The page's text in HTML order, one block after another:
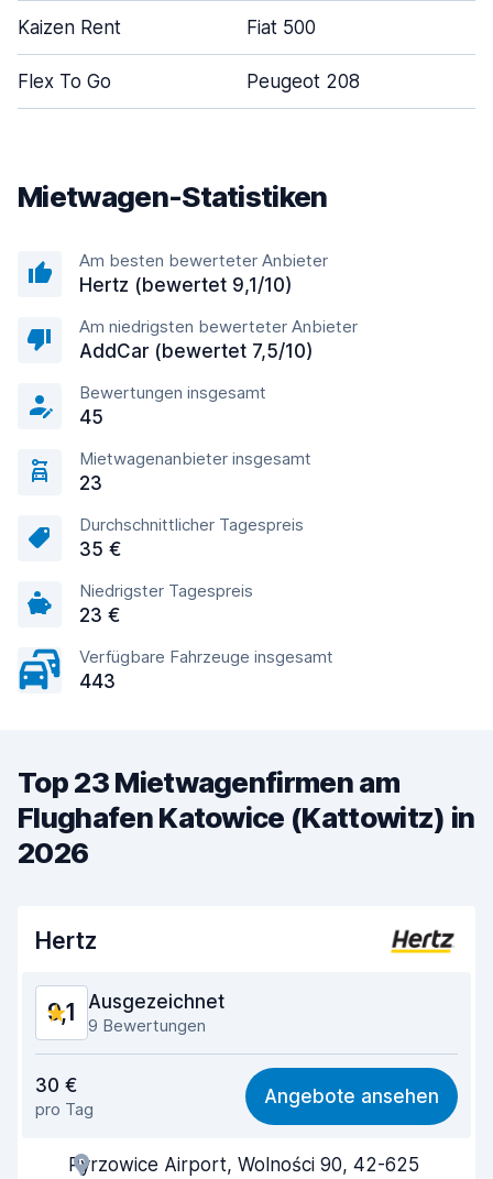
Kaizen Rent Fiat 500
Flex To Go Peugeot 208
Mietwagen-Statistiken
Am besten bewerteter Anbieter
Hertz (bewertet 9,1/10)
Am niedrigsten bewerteter Anbieter
AddCar (bewertet 7,5/10)
Bewertungen insgesamt
45
Mietwagenanbieter insgesamt
23
Durchschnittlicher Tagespreis
35 €
Niedrigster Tagespreis
23 €
Verfügbare Fahrzeuge insgesamt
443
Top 23 Mietwagenfirmen am
Flughafen Katowice (Kattowitz) in
2026
Hertz
9,1 Ausgezeichnet
9 Bewertungen
9,0
Einfach zu finden 8,9
Agenten-Hilfsbereitschaft
30 €
pro Tag
Angebote ansehen
Pyrzowice Airport, Wolności 90, 42-625